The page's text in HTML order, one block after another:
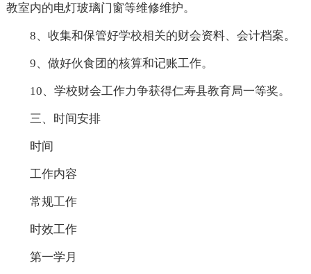
教室内的电灯玻璃门窗等维修维护。
8、收集和保管好学校相关的财会资料、会计档案。
9、做好伙食团的核算和记账工作。
10、学校财会工作力争获得仁寿县教育局一等奖。
三、时间安排
时间
工作内容
常规工作
时效工作
第一学月